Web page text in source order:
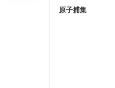
原子捕集